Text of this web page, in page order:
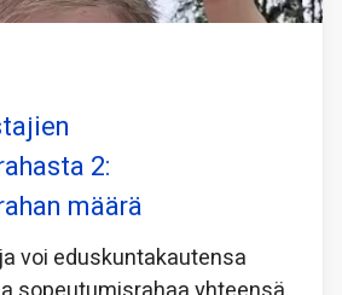
2:
määrä
voi eduskuntakautensa